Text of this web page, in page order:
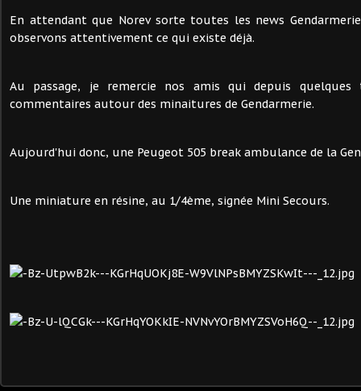
En attendant que Norev sorte toutes les news
observons attentivement ce qui existe déjà.
Au passage, je remercie nos amis qui depuis
commentaires autour des minaitures de Gendarmerie.
Aujourd'hui donc, une Peugeot 505 break ambulance de la
Une miniature en résine, au 1/4ème, signée Mini Secours.